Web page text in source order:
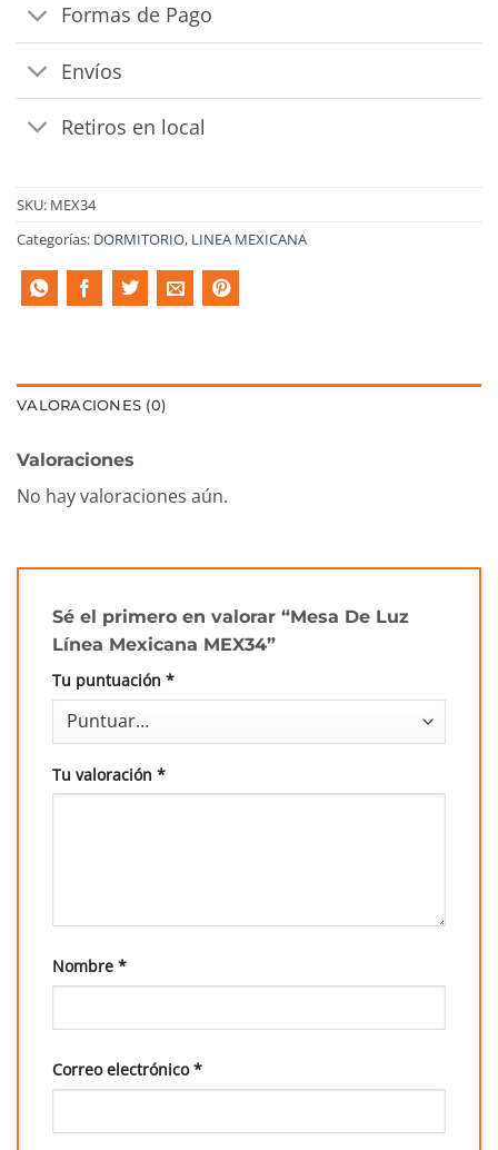
Formas de Pago
Envíos
Retiros en local
SKU: MEX34
Categorías: DORMITORIO, LINEA MEXICANA
VALORACIONES (0)
Valoraciones
No hay valoraciones aún.
Sé el primero en valorar “Mesa De Luz
Línea Mexicana MEX34”
Tu puntuación *
Tu valoración *
Nombre *
Correo electrónico*